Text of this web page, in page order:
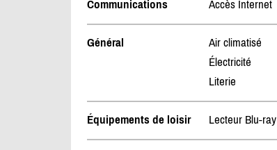
Communications Accès Internet
Général Air climatisé
Électricité
Literie
Équipements de loisir Lecteur Blu-ray